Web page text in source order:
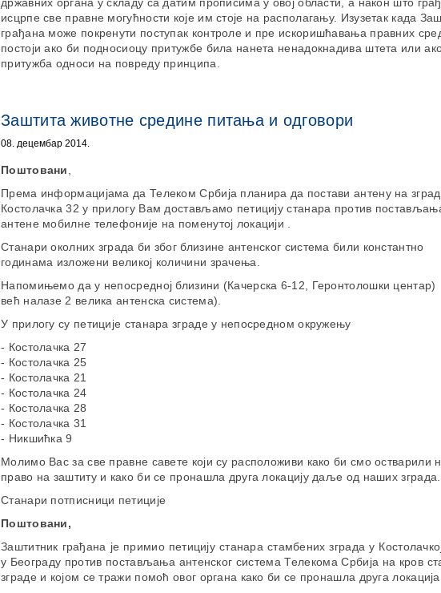
исцрпе све правне могућности које им стоје на располагању. Изузетак када
грађана може покренути поступак контроле и пре искоришћавања правних
постоји ако би подносиоцу притужбе била нанета ненадокнадива штета или
притужба односи на повреду принципа.
Заштита животне средине питања и одговори
08. децембар 2014.
Поштовани
Према информацијама да Телеком Србија планира да постави антену на
Костолачка 32 у прилогу Вам достављамо петицију станара против
антене мобилне телефоније на поменутој локацији .
Станари околних зграда би због близине антенског система били константно
годинама изложени великој количини зрачења.
Напомињемо да у непосредној близини (Качерска 6-12, Геронтолошки центар)
већ налазе 2 велика антенска система).
У прилогу су петиције станара зграде у непосредном окружењу
- Костолачка 27
- Костолачка 25
- Костолачка 21
- Костолачка 24
- Костолачка 28
- Костолачка 31
- Никшићка 9
Молимо Вас за све правне савете који су расположиви како би смо остварили
право на заштиту и како би се пронашла друга локацију даље од наших зграда.
Станари потписници петиције
Поштовани,
Заштитник грађана је примио петицију станара стамбених зграда у
у Београду против постављања антенског система Телекома Србија на кров
зграде и којом се тражи помоћ овог органа како би се пронашла друга локација.